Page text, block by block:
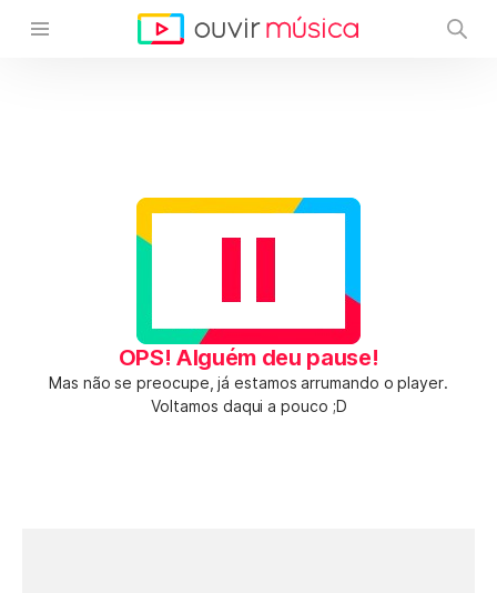
OPS! Alguém deu pause!
Mas não se preocupe, já estamos arrumando o player.
Voltamos daqui a pouco ;D